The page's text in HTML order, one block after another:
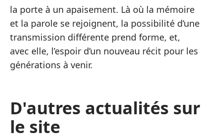
la porte à un apaisement. Là où la mémoire
et la parole se rejoignent, la possibilité d’une
transmission différente prend forme, et,
avec elle, l’espoir d’un nouveau récit pour les
générations à venir.
D'autres actualités sur
le site